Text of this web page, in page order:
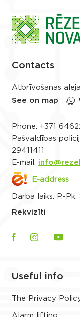
Contacts
Atbrīvošanas
See on map
Phone: +371
Pašvaldības
29411411
E-mail:
E-address
Darba laiks: P.-
Rekvizīti
Useful info
The Privacy